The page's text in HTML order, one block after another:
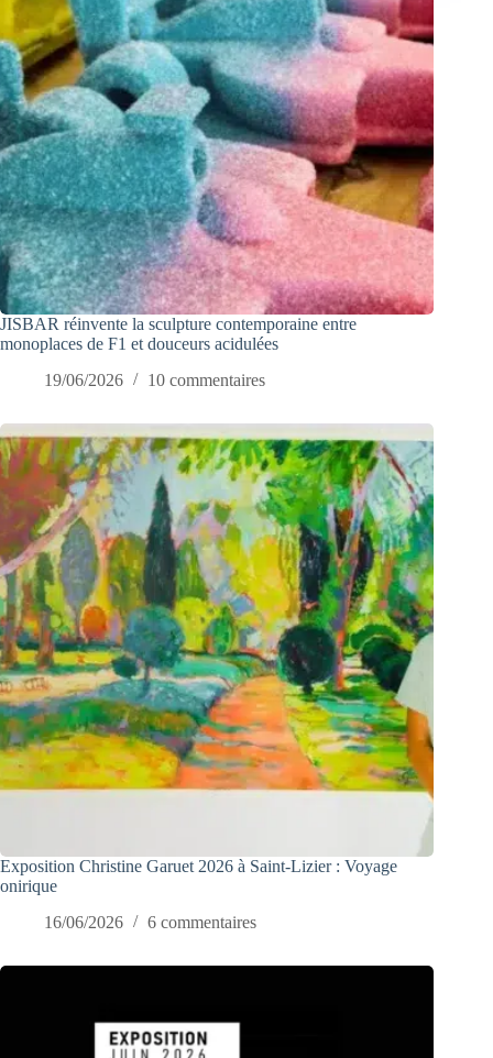
JISBAR réinvente la sculpture contemporaine entre
monoplaces de F1 et douceurs acidulées
19/06/2026
10 commentaires
Exposition Christine Garuet 2026 à Saint-Lizier : Voyage
onirique
16/06/2026
6 commentaires